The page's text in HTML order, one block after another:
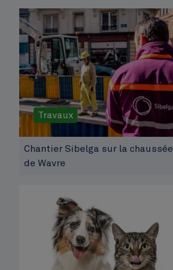
Travaux
Chantier Sibelga sur la chaussée
de Wavre